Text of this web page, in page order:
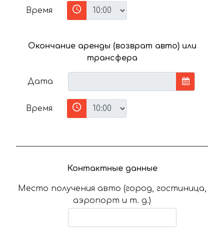
Время
Окончание аренды (возврат авто) или
трансфера
Дата
Время
Контактные данные
Место получения авто (город, гостиница,
аэропорт и т. д.)